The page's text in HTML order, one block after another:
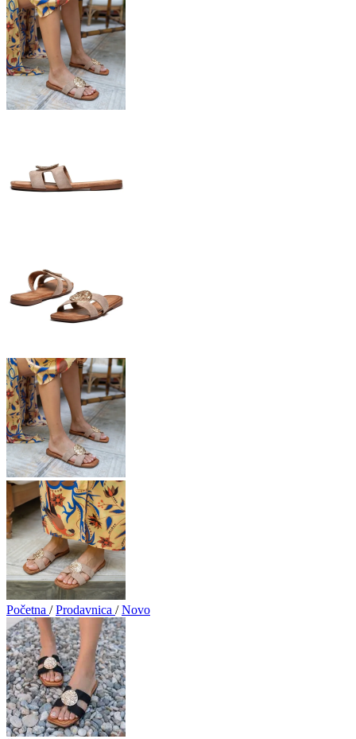
Početna / Prodavnica / Novo